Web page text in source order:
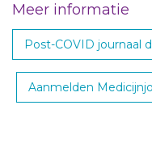
Meer informatie
Post-COVID journaal
Aanmelden